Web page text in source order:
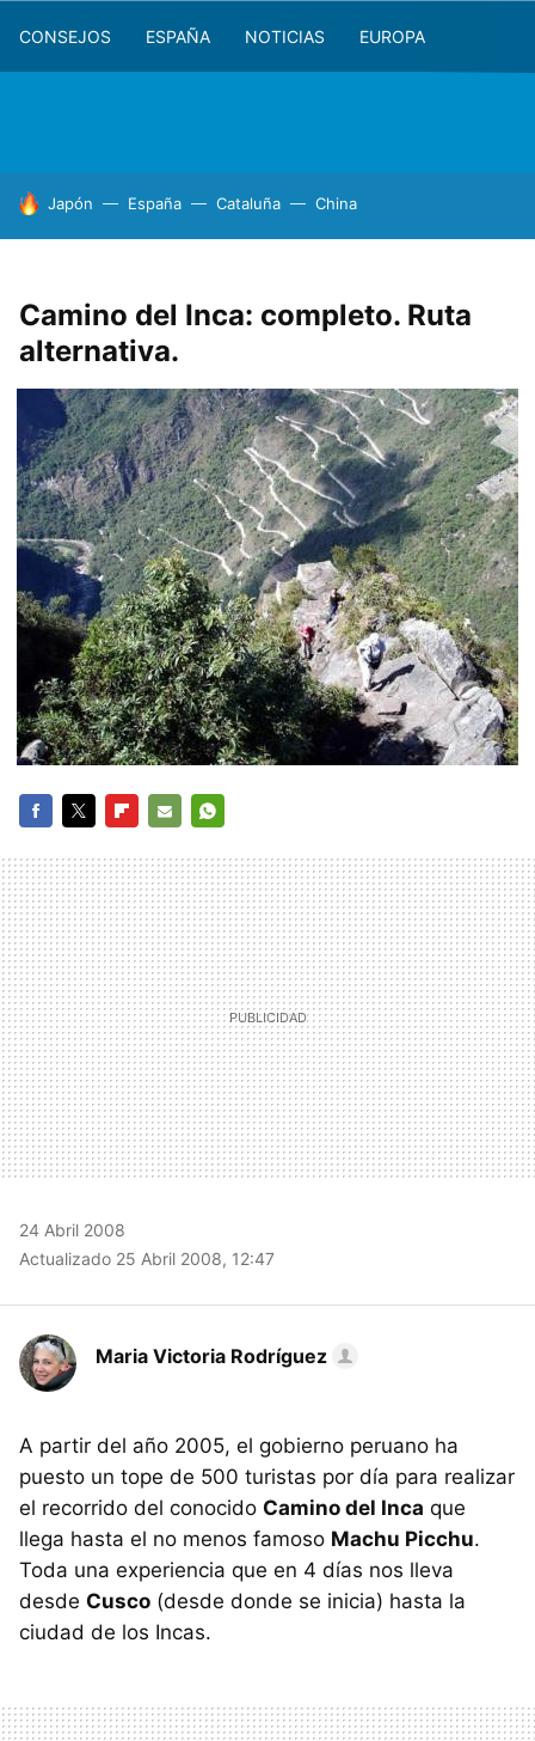
CONSEJOS ESPAÑA NOTICIAS EUROPA
HOY SE HABLA DE
Japón España Cataluña China
Camino del Inca: completo. Ruta
alternativa.
MAIL
24 Abril 2008
Actualizado 25 Abril 2008, 12:47
Maria Victoria Rodríguez
A partir del año 2005, el gobierno peruano ha
puesto un tope de 500 turistas por día para realizar
el recorrido del conocido Camino del Inca que
llega hasta el no menos famoso Machu Picchu.
Toda una experiencia que en 4 días nos lleva
desde Cusco (desde donde se inicia) hasta la
ciudad de los Incas.